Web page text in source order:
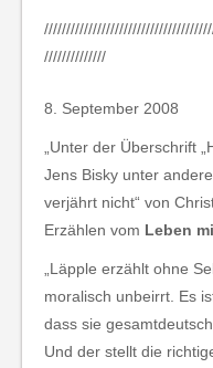
//////////////
8. September 2008
„Unter der Überschrift
Jens Bisky unter
verjährt nicht“ von
Erzählen vom Leben
„Läpple erzählt ohne
moralisch unbeirrt. Es
dass sie
Und der stellt die